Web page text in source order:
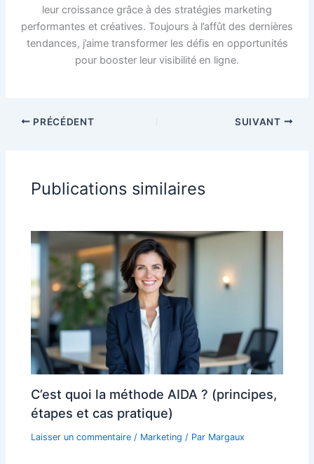
leur croissance grâce à des stratégies marketing
performantes et créatives. Toujours à l’affût des dernières
tendances, j’aime transformer les défis en opportunités
pour booster leur visibilité en ligne.
PRÉCÉDENT SUIVANT
Publications similaires
C’est quoi la méthode AIDA ? (principes,
étapes et cas pratique)
Laisser un commentaire / Marketing / Par Margaux